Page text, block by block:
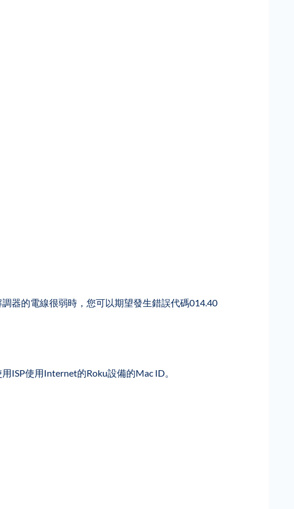
器的電線很弱時，您可以期望發生錯誤代碼014.40
ISP使用Internet的Roku設備的Mac ID。